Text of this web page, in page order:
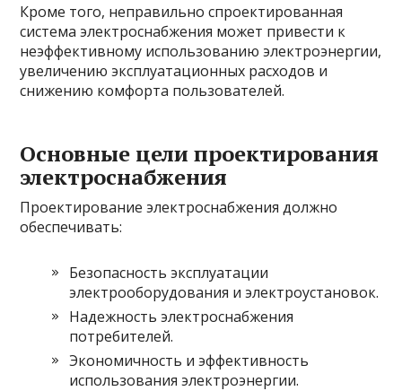
Кроме того, неправильно спроектированная
система электроснабжения может привести к
неэффективному использованию электроэнергии,
увеличению эксплуатационных расходов и
снижению комфорта пользователей.
Основные цели проектирования
электроснабжения
Проектирование электроснабжения должно
обеспечивать:
Безопасность эксплуатации
электрооборудования и электроустановок.
Надежность электроснабжения
потребителей.
Экономичность и эффективность
использования электроэнергии.